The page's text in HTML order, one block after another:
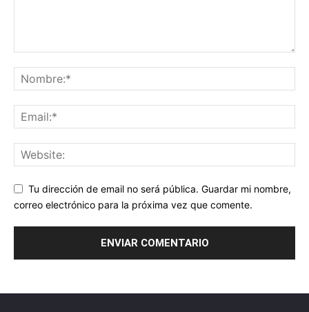
Tu dirección de email no será pública. Guardar mi nombre,
correo electrónico para la próxima vez que comente.